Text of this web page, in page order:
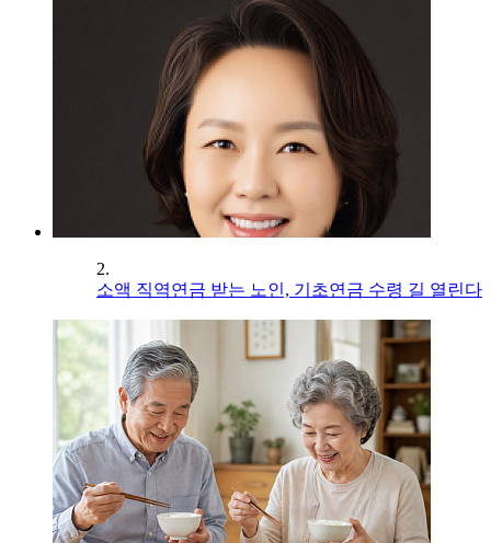
2.
소액 직역연금 받는 노인, 기초연금 수령 길 열린다